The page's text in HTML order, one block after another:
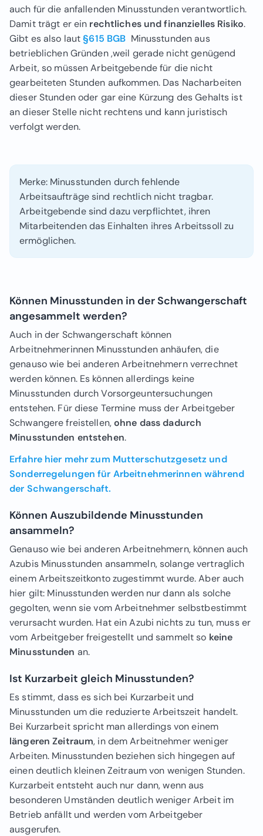
auch für die anfallenden Minusstunden verantwortlich.
Damit trägt er ein rechtliches und finanzielles Risiko.
Gibt es also laut§615 BGB Minusstunden aus
betrieblichen Gründen ,weil gerade nicht genügend
Arbeit, so müssen Arbeitgebende für die nicht
gearbeiteten Stunden aufkommen. Das Nacharbeiten
dieser Stunden oder gar eine Kürzung des Gehalts ist
an dieser Stelle nicht rechtens und kann juristisch
verfolgt werden.
Merke: Minusstunden durch fehlende
Arbeitsaufträge sind rechtlich nicht tragbar.
Arbeitgebende sind dazu verpflichtet, ihren
Mitarbeitenden das Einhalten ihres Arbeitssoll zu
ermöglichen.
Können Minusstunden in der Schwangerschaft
angesammelt werden?
Auch in der Schwangerschaft können
Arbeitnehmerinnen Minusstunden anhäufen, die
genauso wie bei anderen Arbeitnehmern verrechnet
werden können. Es können allerdings keine
Minusstunden durch Vorsorgeuntersuchungen
entstehen. Für diese Termine muss der Arbeitgeber
Schwangere freistellen,ohne dass dadurch
Minusstunden entstehen.
Erfahre hier mehr zum Mutterschutzgesetz und
Sonderregelungen für Arbeitnehmerinnen während
der Schwangerschaft.
Können Auszubildende Minusstunden
ansammeln?
Genauso wie bei anderen Arbeitnehmern, können auch
Azubis Minusstunden ansammeln, solange vertraglich
einem Arbeitszeitkonto zugestimmt wurde. Aber auch
hier gilt: Minusstunden werden nur dann als solche
gegolten, wenn sie vom Arbeitnehmer selbstbestimmt
verursacht wurden. Hat ein Azubi nichts zu tun, muss er
vom Arbeitgeber freigestellt und sammelt so keine
Minusstunden an.
Ist Kurzarbeit gleich Minusstunden?
Es stimmt, dass es sich bei Kurzarbeit und
Minusstunden um die reduzierte Arbeitszeit handelt.
Bei Kurzarbeit spricht man allerdings von einem
längeren Zeitraum, in dem Arbeitnehmer weniger
Arbeiten. Minusstunden beziehen sich hingegen auf
einen deutlich kleinen Zeitraum von wenigen Stunden.
Kurzarbeit entsteht auch nur dann, wenn aus
besonderen Umständen deutlich weniger Arbeit im
Betrieb anfällt und werden vom Arbeitgeber
ausgerufen.